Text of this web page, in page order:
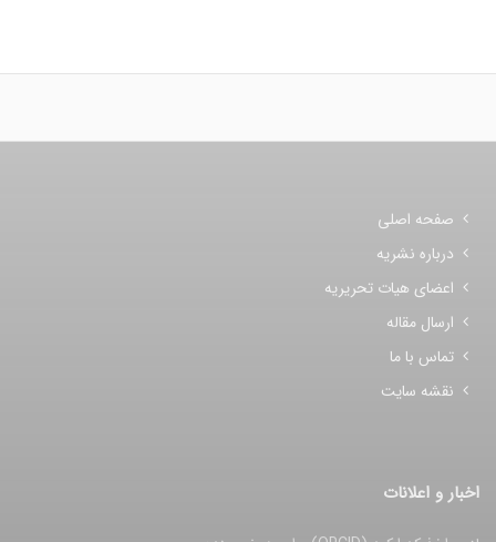
صفحه اصلی
درباره نشریه
اعضای هیات تحریریه
ارسال مقاله
تماس با ما
نقشه سایت
اخبار و اعلانات